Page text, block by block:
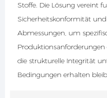
Stoffe. Die Lösung vereint
Sicherheitskonformität
Abmessungen, um
die strukturelle Integrität
Bedingungen erhalten